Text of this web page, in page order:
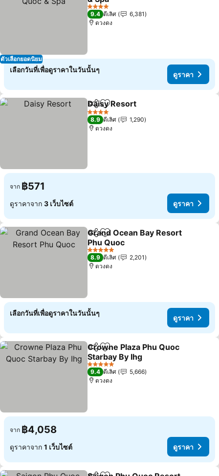
ตัวเลือกยอดนิยม
4 ดาว
9.4 ดีเลิศ
6,381
ดวงดง
เลือกวันที่เพื่อดูราคาในวันนั้นๆ
ดูราคา
แชร์ เพิ่มในรายการโปรด
Daisy Resort
4 ดาว
8.9 ดีเลิศ
1,290
ดวงดง
จาก ฿571
ดูราคาจาก 3 เว็บไซต์ ดูราคา
แชร์ เพิ่มในรายการโปรด
Grand Ocean Bay Resort
Phu Quoc
5 ดาว
8.9 ดีเลิศ
2,201
ดวงดง
เลือกวันที่เพื่อดูราคาในวันนั้นๆ
ดูราคา
แชร์ เพิ่มในรายการโปรด
Crowne Plaza Phu Quoc
Starbay By Ihg
5 ดาว
9.4 ดีเลิศ
5,666
ดวงดง
จาก ฿4,058
ดูราคาจาก 1 เว็บไซต์ ดูราคา